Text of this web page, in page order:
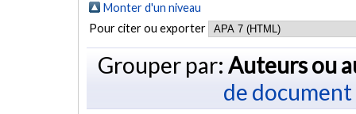
Monter d'un niveau
Pour citer ou exporter
Grouper par: Auteurs ou
de document